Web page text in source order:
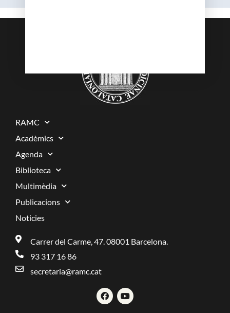
RAMC
Acadèmics
Agenda
Biblioteca
Multimèdia
Publicacions
Noticies
Carrer del Carme, 47. 08001 Barcelona.
93 317 16 86
secretaria@ramc.cat
F
a
c
Y
o
u